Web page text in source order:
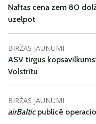
Naftas cena zem 80
uzelpot
BIRŽAS JAUNUMI
ASV tirgus
Volstrītu
BIRŽAS JAUNUMI
airBalticpublicē